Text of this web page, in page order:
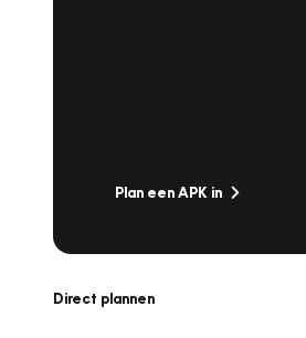
Plan een APK in
Direct plannen